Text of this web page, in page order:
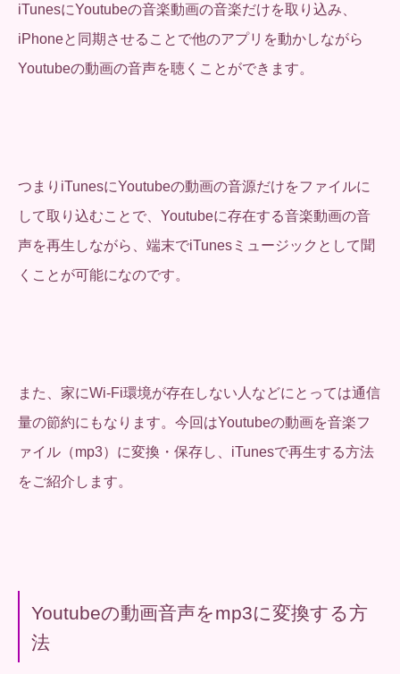
iTunesにYoutubeの音楽動画の音楽だけを取り込み、
iPhoneと同期させることで他のアプリを動かしながら
Youtubeの動画の音声を聴くことができます。
つまりiTunesにYoutubeの動画の音源だけをファイルに
して取り込むことで、Youtubeに存在する音楽動画の音
声を再生しながら、端末でiTunesミュージックとして聞
くことが可能になのです。
また、家にWi-Fi環境が存在しない人などにとっては通信
量の節約にもなります。今回はYoutubeの動画を音楽フ
ァイル（mp3）に変換・保存し、iTunesで再生する方法
をご紹介します。
Youtubeの動画音声をmp3に変換する方
法